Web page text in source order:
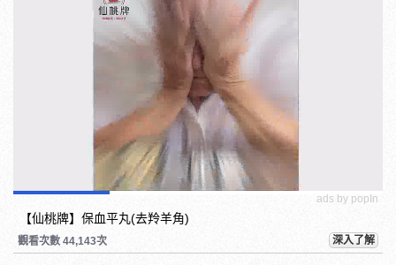
ads by popIn
【仙桃牌】保血平丸(去羚羊角)
觀看次數 44,143次 深入了解